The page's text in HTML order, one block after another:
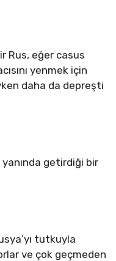
Rus, eğer casus
yenmek için
daha da depreşti
yanında getirdiği bir
tutkuyla
ve çok geçmeden